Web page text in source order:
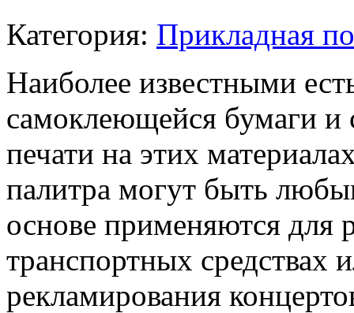
Категория: Прикладная
Наиболее известными
самоклеющейся бумаги
печати на этих
палитра могут быть
основе применяются для
транспортных средствах
рекламирования